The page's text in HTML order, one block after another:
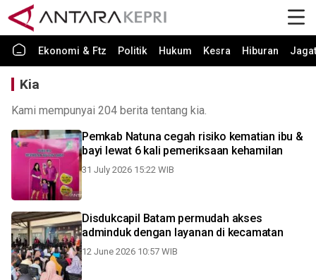
Ekonomi & Ftz Politik Hukum Kesra Hiburan Jagat
Kia
Kami mempunyai 204 berita tentang kia.
Pemkab Natuna cegah risiko kematian ibu &
bayi lewat 6 kali pemeriksaan kehamilan
31 July 2026 15:22 WIB
Disdukcapil Batam permudah akses
adminduk dengan layanan di kecamatan
12 June 2026 10:57 WIB